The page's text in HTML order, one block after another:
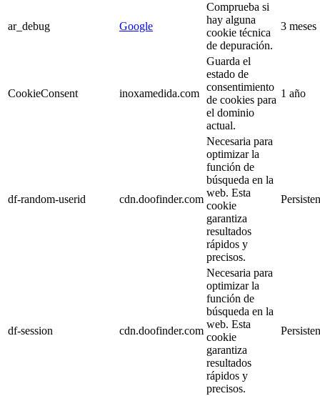
ar_debug Google
Comprueba si
hay alguna
cookie técnica
de depuración.
3 meses
CookieConsent inoxamedida.com
Guarda el
estado de
consentimiento
de cookies para
el dominio
actual.
1 año
df-random-userid cdn.doofinder.com
Necesaria para
optimizar la
función de
búsqueda en la
web. Esta
cookie
garantiza
resultados
rápidos y
precisos.
df-session cdn.doofinder.com
Necesaria para
optimizar la
función de
búsqueda en la
web. Esta
cookie
garantiza
resultados
rápidos y
precisos.